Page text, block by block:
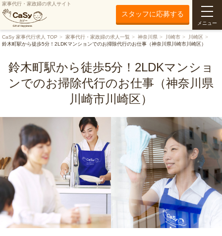
家事代行・家政婦の求人サイト
スタッフに応募する
メニュー
CaSy 家事代行求人 TOP 家事代行・家政婦の求人一覧 神奈川県 川崎市
川崎区
鈴木町駅から徒歩5分！2LDKマンションでのお掃除代行のお仕事（神奈川県川崎市川崎区）
鈴木町駅から徒歩5分！2LDKマンショ
ンでのお掃除代行のお仕事（神奈川県
川崎市川崎区）